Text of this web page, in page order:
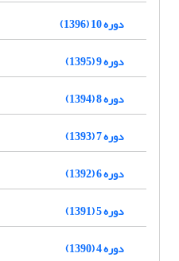
دوره 10 (1396)
دوره 9 (1395)
دوره 8 (1394)
دوره 7 (1393)
دوره 6 (1392)
دوره 5 (1391)
دوره 4 (1390)